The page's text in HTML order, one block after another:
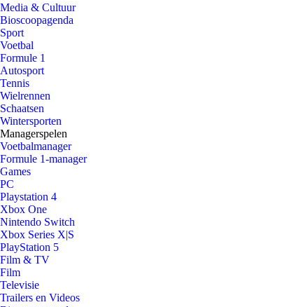
Media & Cultuur
Bioscoopagenda
Sport
Voetbal
Formule 1
Autosport
Tennis
Wielrennen
Schaatsen
Wintersporten
Managerspelen
Voetbalmanager
Formule 1-manager
Games
PC
Playstation 4
Xbox One
Nintendo Switch
Xbox Series X|S
PlayStation 5
Film & TV
Film
Televisie
Trailers en Videos